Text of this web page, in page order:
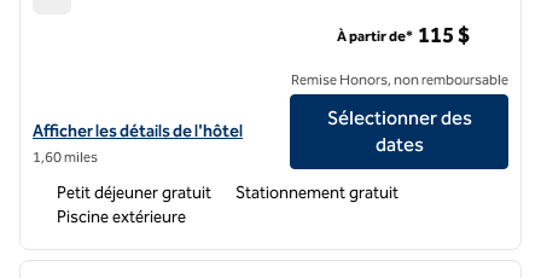
Afficher les détails de l'hôtel Home2 Suites by Hilton Meridian
Afficher les détails de l'hôtel
1,60 miles
À partir de* 115 $
Remise Honors, non remboursable
Sélectionner des
dates
Petit déjeuner gratuit
Stationnement gratuit
Piscine extérieure
1 sur 12